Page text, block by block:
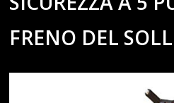
FRENO DEL